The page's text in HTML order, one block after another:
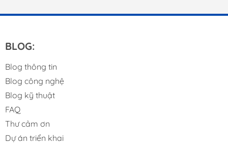
BLOG:
Blog thông tin
Blog công nghệ
Blog kỹ thuật
FAQ
Thư cảm ơn
Dự án triển khai